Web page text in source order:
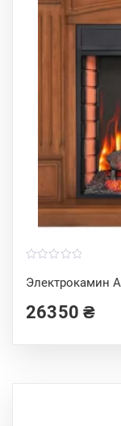
Электрокамин
o
u
o
f
26350₴